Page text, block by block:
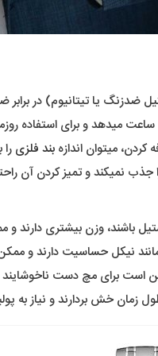
ضدزنگ یا تیتانیوم) در
ساعت میدهد و برای استفاده
میتوان اندازه بند فلزی
جذب نمیکند و تمیز کردن آن
وزن بیشتری دارند و
مانند نیکل حساسیت دارند و
است برای مچ دست ناخوشایند
زمان خش بردارند و نیاز به